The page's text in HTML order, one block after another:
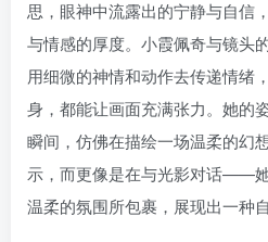
思，眼神中流露出的宁静与自信
与情感的厚度。小霞佩奇与镜头
用细微的神情和动作去传递情绪
身，都能让画面充满张力。她的
瞬间，仿佛在描绘一场温柔的幻
示，而更像是在与光影对话——
温柔的氛围所包裹，展现出一种